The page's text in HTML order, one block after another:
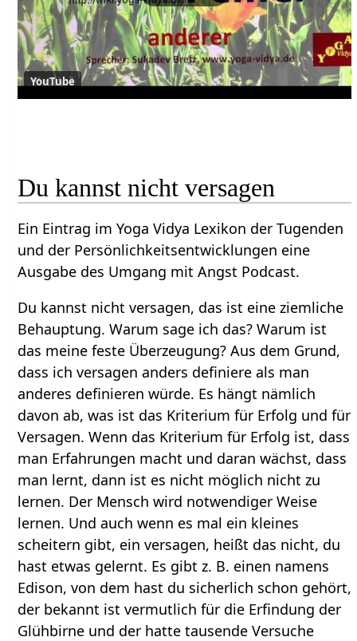
YouTube
Du kannst nicht versagen
Ein Eintrag im Yoga Vidya Lexikon der Tugenden
und der Persönlichkeitsentwicklungen eine
Ausgabe des Umgang mit Angst Podcast.
Du kannst nicht versagen, das ist eine ziemliche
Behauptung. Warum sage ich das? Warum ist
das meine feste Überzeugung? Aus dem Grund,
dass ich versagen anders definiere als man
anderes definieren würde. Es hängt nämlich
davon ab, was ist das Kriterium für Erfolg und für
Versagen. Wenn das Kriterium für Erfolg ist, dass
man Erfahrungen macht und daran wächst, dass
man lernt, dann ist es nicht möglich nicht zu
lernen. Der Mensch wird notwendiger Weise
lernen. Und auch wenn es mal ein kleines
scheitern gibt, ein versagen, heißt das nicht, du
hast etwas gelernt. Es gibt z. B. einen namens
Edison, von dem hast du sicherlich schon gehört,
der bekannt ist vermutlich für die Erfindung der
Glühbirne und der hatte tausende Versuche